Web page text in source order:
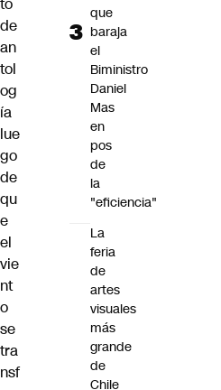
de
an
tol
og
ía
lue
go
de
qu
e
el
vie
nt
o
se
tra
nsf
que
baraja
el
Biministro
Daniel
Mas
en
pos
de
la
"eficiencia"
La
feria
de
artes
visuales
más
grande
de
Chile